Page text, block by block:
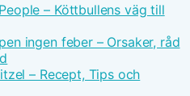
– Köttbullens väg till
ingen feber – Orsaker, råd
– Recept, Tips och